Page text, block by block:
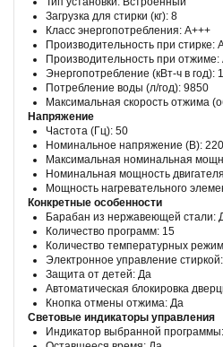
Загрузка для стирки (кг): 8
Класс энергопотребления: A+++
Производительность при стирке:
Производительность при отжиме:
Энергопотребление (кВт-ч в год):
Потребление воды (л/год): 9850
Максимальная скорость отжима
Напряжение
Частота (Гц): 50
Номинальное напряжение (В):
Максимальная номинальная
Номинальная мощность
Мощность нагревательного
Конкретные особенности
Барабан из нержавеющей стали:
Количество программ: 15
Количество температурных
Электронное управление
Защита от детей: Да
Автоматическая блокировка
Кнопка отмены отжима: Да
Световые индикаторы управления
Индикатор выбранной